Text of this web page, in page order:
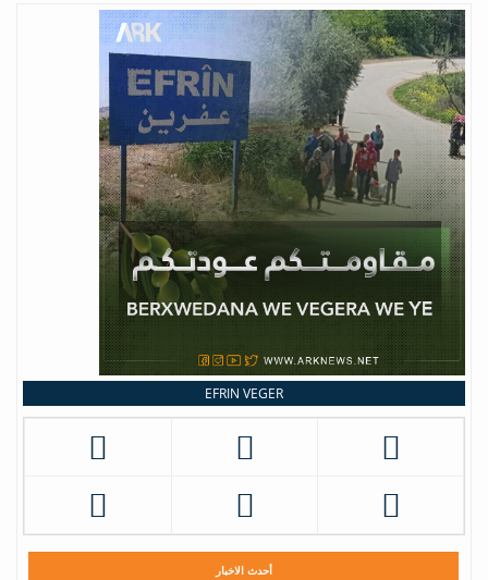
EFRIN VEGER
أحدث الاخبار